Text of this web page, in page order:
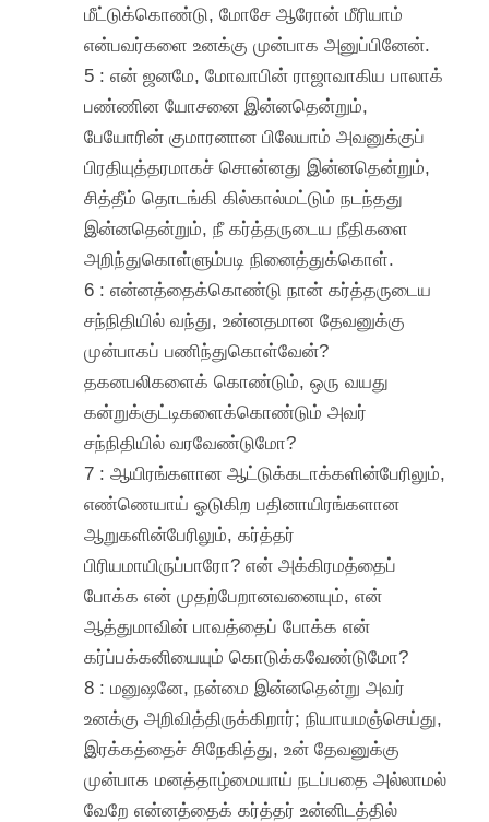
மீட்டுக்கொண்டு, மோசே ஆரோன் மீரியாம்
என்பவர்களை உனக்கு முன்பாக அனுப்பினேன்.
5 : என் ஜனமே, மோவாபின் ராஜாவாகிய பாலாக்
பண்ணின யோசனை இன்னதென்றும்,
பேயோரின் குமாரனான பிலேயாம் அவனுக்குப்
பிரதியுத்தரமாகச் சொன்னது இன்னதென்றும்,
சித்தீம் தொடங்கி கில்கால்மட்டும் நடந்தது
இன்னதென்றும், நீ கர்த்தருடைய நீதிகளை
அறிந்துகொள்ளும்படி நினைத்துக்கொள்.
6 : என்னத்தைக்கொண்டு நான் கர்த்தருடைய
சந்நிதியில் வந்து, உன்னதமான தேவனுக்கு
முன்பாகப் பணிந்துகொள்வேன்?
தகனபலிகளைக் கொண்டும், ஒரு வயது
கன்றுக்குட்டிகளைக்கொண்டும் அவர்
சந்நிதியில் வரவேண்டுமோ?
7 : ஆயிரங்களான ஆட்டுக்கடாக்களின்பேரிலும்,
எண்ணெயாய் ஓடுகிற பதினாயிரங்களான
ஆறுகளின்பேரிலும், கர்த்தர்
பிரியமாயிருப்பாரோ? என் அக்கிரமத்தைப்
போக்க என் முதற்பேறானவனையும், என்
ஆத்துமாவின் பாவத்தைப் போக்க என்
கர்ப்பக்கனியையும் கொடுக்கவேண்டுமோ?
8 : மனுஷனே, நன்மை இன்னதென்று அவர்
உனக்கு அறிவித்திருக்கிறார்; நியாயமஞ்செய்து,
இரக்கத்தைச் சிநேகித்து, உன் தேவனுக்கு
முன்பாக மனத்தாழ்மையாய் நடப்பதை அல்லாமல்
வேறே என்னத்தைக் கர்த்தர் உன்னிடத்தில்